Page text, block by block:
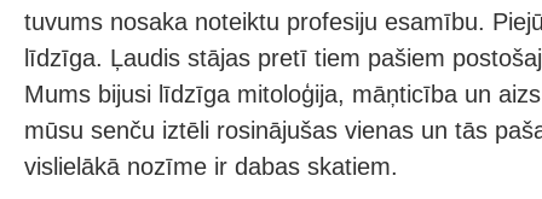
tuvums nosaka noteiktu profesiju esamību.
līdzīga. Ļaudis stājas pretī tiem pašiem
Mums bijusi līdzīga mitoloģija, māņticība un
mūsu senču iztēli rosinājušas vienas un tās
vislielākā nozīme ir dabas skatiem.